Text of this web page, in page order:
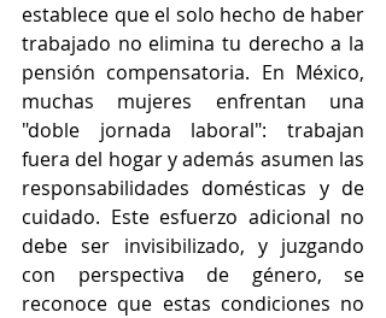
establece que el solo hecho de haber
trabajado no elimina tu derecho a la
pensión compensatoria. En México,
muchas mujeres enfrentan una
"doble jornada laboral": trabajan
fuera del hogar y además asumen las
responsabilidades domésticas y de
cuidado. Este esfuerzo adicional no
debe ser invisibilizado, y juzgando
con perspectiva de género, se
reconoce que estas condiciones no